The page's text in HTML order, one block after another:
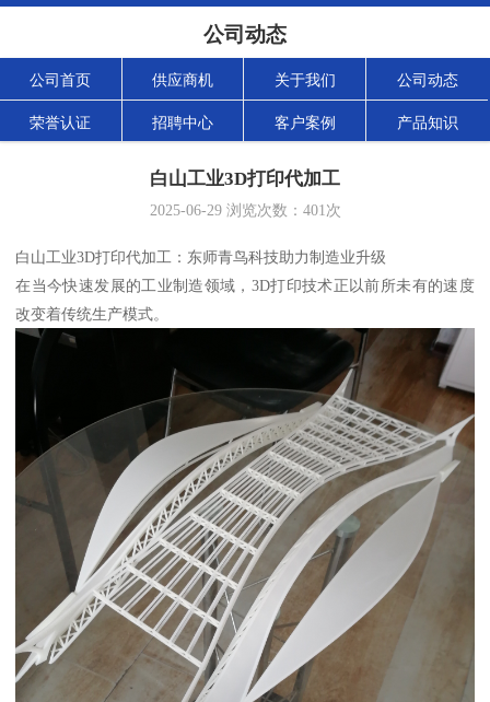
公司动态
公司首页 供应商机 关于我们 公司动态
荣誉认证 招聘中心 客户案例 产品知识
白山工业3D打印代加工
2025-06-29浏览次数： 401次
白山工业3D打印代加工：东师青鸟科技助力制造业升级
在当今快速发展的工业制造领域，3D打印技术正以前所未有的速度
改变着传统生产模式。